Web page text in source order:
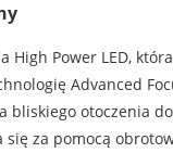
High Power LED,
Advanced
bliskiego otoczenia
za pomocą